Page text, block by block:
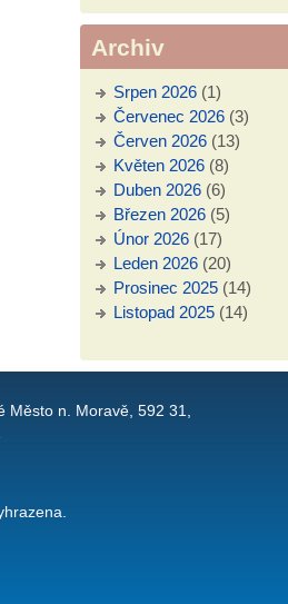
Archiv
Srpen 2026 (1)
Červenec 2026 (3)
Červen 2026 (13)
Květen 2026 (8)
Duben 2026 (6)
Březen 2026 (5)
Únor 2026 (17)
Leden 2026 (20)
Prosinec 2025 (14)
Listopad 2025 (14)
Město n. Moravě, 592 31,